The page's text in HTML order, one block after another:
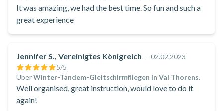
It was amazing, we had the best time. So fun and such a
great experience
Jennifer S., Vereinigtes Königreich — 02.02.2023
5/5
ÜberWinter-Tandem-Gleitschirmfliegen in Val Thorens.
Well organised, great instruction, would love to do it
again!